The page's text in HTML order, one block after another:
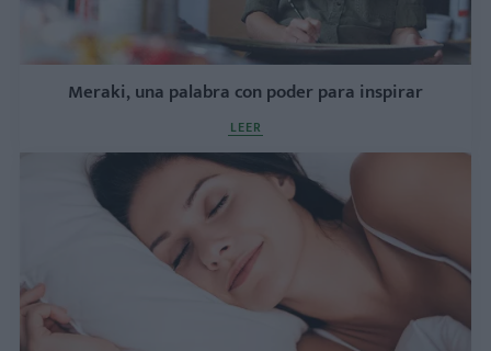
Meraki, una palabra con poder para inspirar
LEER